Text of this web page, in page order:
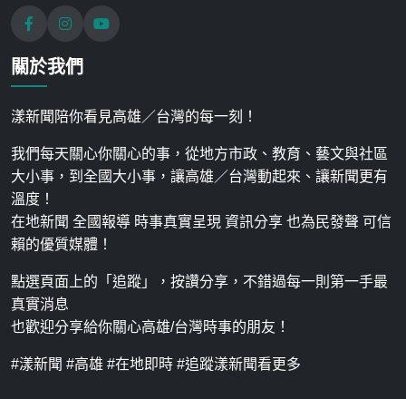
關於我們
漾新聞陪你看見高雄／台灣的每一刻！
我們每天關心你關心的事，從地方市政、教育、藝文與社區
大小事，到全國大小事，讓高雄／台灣動起來、讓新聞更有
溫度！
在地新聞 全國報導 時事真實呈現 資訊分享 也為民發聲 可信
賴的優質媒體！
點選頁面上的「追蹤」，按讚分享，不錯過每一則第一手最
真實消息
也歡迎分享給你關心高雄/台灣時事的朋友！
#漾新聞 #高雄 #在地即時 #追蹤漾新聞看更多